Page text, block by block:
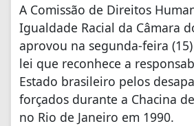
A Comissão de Direitos
Igualdade Racial da Câmara
aprovou na segunda-feira
lei que reconhece a
Estado brasileiro pelos
forçados durante a Chacina
no Rio de Janeiro em 1990.